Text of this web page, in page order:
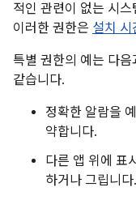
적인 관련이 없는 시
이러한 권한은 설치 시
특별 권한의 예는 다음
같습니다.
정확한 알람을 예
약합니다.
다른 앱 위에 표시
하거나 그립니다.